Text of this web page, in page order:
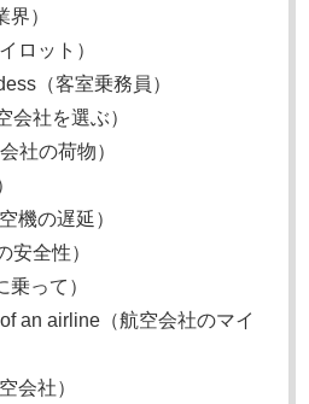
界）
ロット）
（客室乗務員）
会社を選ぶ）
社の荷物）
機の遅延）
安全性）
って）
of an airline（航空会社のマイ
会社）